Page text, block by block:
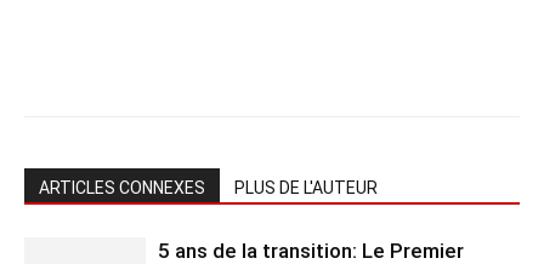
ARTICLES CONNEXES PLUS DE L'AUTEUR
5 ans de la transition: Le Premier